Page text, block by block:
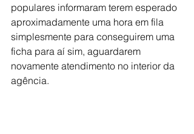
populares informaram terem esperado
aproximadamente uma hora em fila
simplesmente para conseguirem uma
ficha para aí sim, aguardarem
novamente atendimento no interior da
agência.